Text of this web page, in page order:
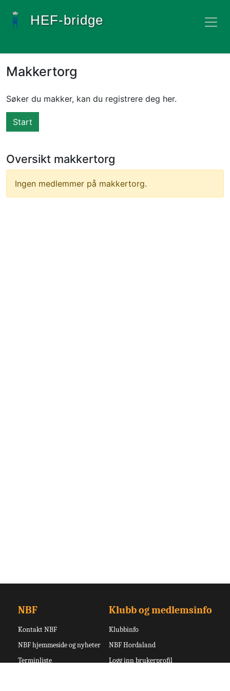
HEF-bridge
Makkertorg
Søker du makker, kan du registrere deg her.​
Start
Oversikt makkertorg
Ingen medlemmer på makkertorg.
NBF
Kontakt NBF
NBF hjemmeside og nyheter
Terminliste
Klubb og medlemsinfo
Klubbinfo
NBF Hordaland
Logg inn brukerprofil